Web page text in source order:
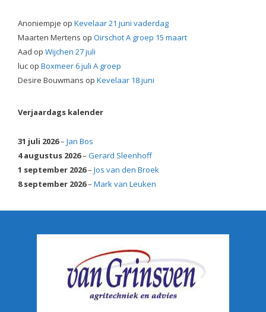
Anoniempje op Kevelaar 21 juni vaderdag
Maarten Mertens op Oirschot A groep 15 maart
Aad op Wijchen 27 juli
luc op Boxmeer 6 juli A groep
Desire Bouwmans op Kevelaar 18 juni
Verjaardags kalender
31 juli 2026– Jan Bos
4 augustus 2026– Gerard Sleenhoff
1 september 2026– Jos van den Broek
8 september 2026– Mark van Leuken